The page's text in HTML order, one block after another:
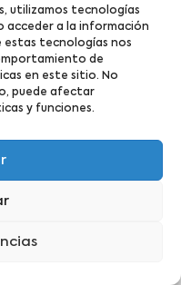
utilizamos tecnologías
acceder a la información
estas tecnologías nos
de
en este sitio. No
puede afectar
y funciones.